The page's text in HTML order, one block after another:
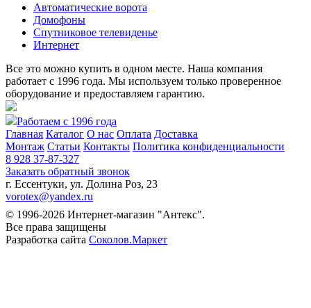
Автоматические ворота
Домофоны
Спутниковое телевиденье
Интернет
Все это можно купить в одном месте. Наша компания
работает с 1996 года. Мы используем только проверенное
оборудование и предоставляем гарантию.
Работаем с 1996 года
Главная Каталог О нас Оплата Доставка
Монтаж Статьи Контакты Политика конфиденциальности
8 928 37-87-327
Заказать обратный звонок
г. Ессентуки, ул. Долина Роз, 23
vorotex@yandex.ru
© 1996-2026 Интернет-магазин "Антекс".
Все права защищены
Разработка сайта Соколов.Маркет